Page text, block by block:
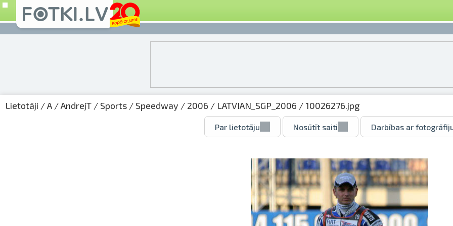
Lietotāji /A /AndrejT / Sports / Speedway / 2006 / LATVIAN_SGP_2006 / 10026276.jpg
Par lietotāju Nosūtīt saiti Darbības ar